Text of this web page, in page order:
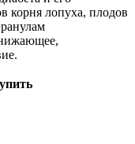
корня лопуха, плодов